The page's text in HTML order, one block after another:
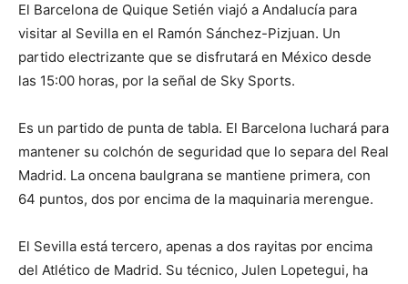
El Barcelona de Quique Setién viajó a Andalucía para
visitar al Sevilla en el Ramón Sánchez-Pizjuan. Un
partido electrizante que se disfrutará en México desde
las 15:00 horas, por la señal de Sky Sports.
Es un partido de punta de tabla. El Barcelona luchará para
mantener su colchón de seguridad que lo separa del Real
Madrid. La oncena baulgrana se mantiene primera, con
64 puntos, dos por encima de la maquinaria merengue.
El Sevilla está tercero, apenas a dos rayitas por encima
del Atlético de Madrid. Su técnico, Julen Lopetegui, ha